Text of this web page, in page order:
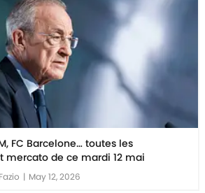
FC Barcelone… toutes les
mercato de ce mardi 12 mai
| May 12, 2026